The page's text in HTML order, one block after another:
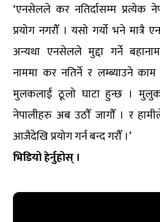
‘एनसेलले कर नतिर्दासम्म प्रत्येक
प्रयोग नगरौँ । यसो गर्यो भने
अन्यथा एनसेलले मुद्दा गर्ने
नाममा कर नतिर्ने र लम्ब्याउने
मुलकलाई ठूलो घाटा हुन्छ ।
नेपालीहरु अब उठौँ जागौँ । र
आजैदेखि प्रयोग गर्न बन्द गरौँ ।’
भिडियो हेर्नुहोस् ।